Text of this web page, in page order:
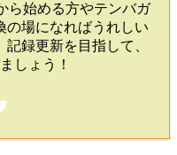
ら始める方やテンバガ
の場になればうれしい
録更新を目指して、
しょう！